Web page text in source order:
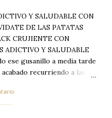
Y SALUDABLE CON
DE LAS PATATAS
CRUJIENTE CON
ADICTIVO Y SALUDABLE
ese gusanillo a media tarde
recurriendo a las
secos fritos o snacks
saturadas y sodio?
cuidarse no tiene